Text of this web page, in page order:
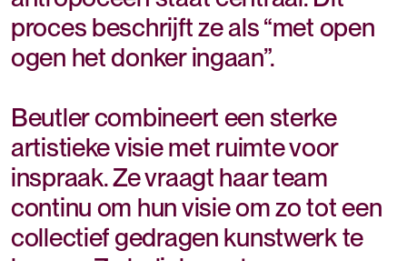
proces beschrijft ze als “met open
ogen het donker ingaan”.
Beutler combineert een sterke
artistieke visie met ruimte voor
inspraak. Ze vraagt haar team
continu om hun visie om zo tot een
collectief gedragen kunstwerk te